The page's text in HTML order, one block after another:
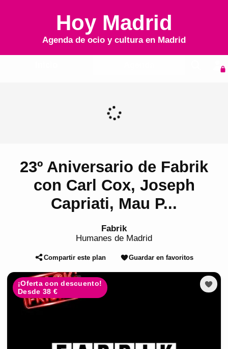
Hoy Madrid
Agenda de ocio y cultura en Madrid
23º Aniversario de Fabrik
con Carl Cox, Joseph
Capriati, Mau P...
Fabrik
Humanes de Madrid
Compartir este plan Guardar en favoritos
¡Oferta con descuento!
Desde 38 €